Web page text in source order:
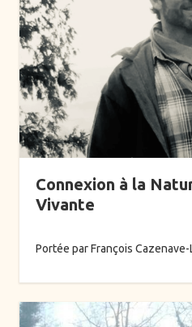
Connexion à la
Vivante
Portée par François